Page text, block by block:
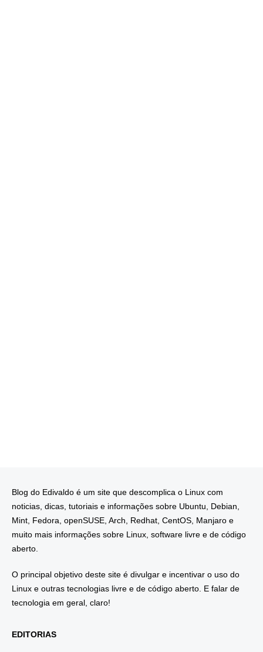
Blog do Edivaldo é um site que descomplica o Linux com
noticias, dicas, tutoriais e informações sobre Ubuntu, Debian,
Mint, Fedora, openSUSE, Arch, Redhat, CentOS, Manjaro e
muito mais informações sobre Linux, software livre e de código
aberto.
O principal objetivo deste site é divulgar e incentivar o uso do
Linux e outras tecnologias livre e de código aberto. E falar de
tecnologia em geral, claro!
EDITORIAS